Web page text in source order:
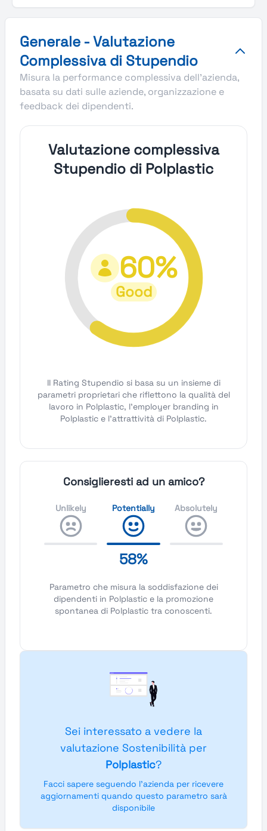
Generale - Valutazione
Complessiva di Stupendio
Misura la performance complessiva dell'azienda,
basata su dati sulle aziende, organizzazione e
feedback dei dipendenti.
Valutazione complessiva
Stupendio di Polplastic
60%
Good
Il Rating Stupendio si basa su un insieme di
parametri proprietari che riflettono la qualità del
lavoro in Polplastic, l'employer branding in
Polplastic e l'attrattività di Polplastic.
Consiglieresti ad un amico?
Unlikely Potentially
58%
Absolutely
Parametro che misura la soddisfazione dei
dipendenti in Polplastic e la promozione
spontanea di Polplastic tra conoscenti.
Sei interessato a vedere la
valutazione Sostenibilità per
Polplastic?
Facci sapere seguendo l'azienda per ricevere
aggiornamenti quando questo parametro sarà
disponibile